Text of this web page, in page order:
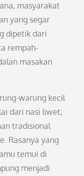
masyarakat
yang segar
dipetik dari
rempah-
masakan
warung kecil
dari nasi liwet,
tradisional
Rasanya yang
temui di
menjadi